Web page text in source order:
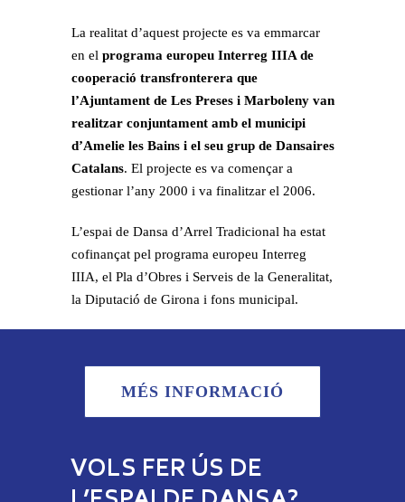
La realitat d’aquest projecte es va emmarcar
en el programa europeu Interreg IIIA de
cooperació transfronterera que
l’Ajuntament de Les Preses i Marboleny van
realitzar conjuntament amb el municipi
d’Amelie les Bains i el seu grup de Dansaires
Catalans. El projecte es va començar a
gestionar l’any 2000 i va finalitzar el 2006.
L’espai de Dansa d’Arrel Tradicional ha estat
cofinançat pel programa europeu Interreg
IIIA, el Pla d’Obres i Serveis de la Generalitat,
la Diputació de Girona i fons municipal.
VOLS FER ÚS DE
MÉS INFORMACIÓ